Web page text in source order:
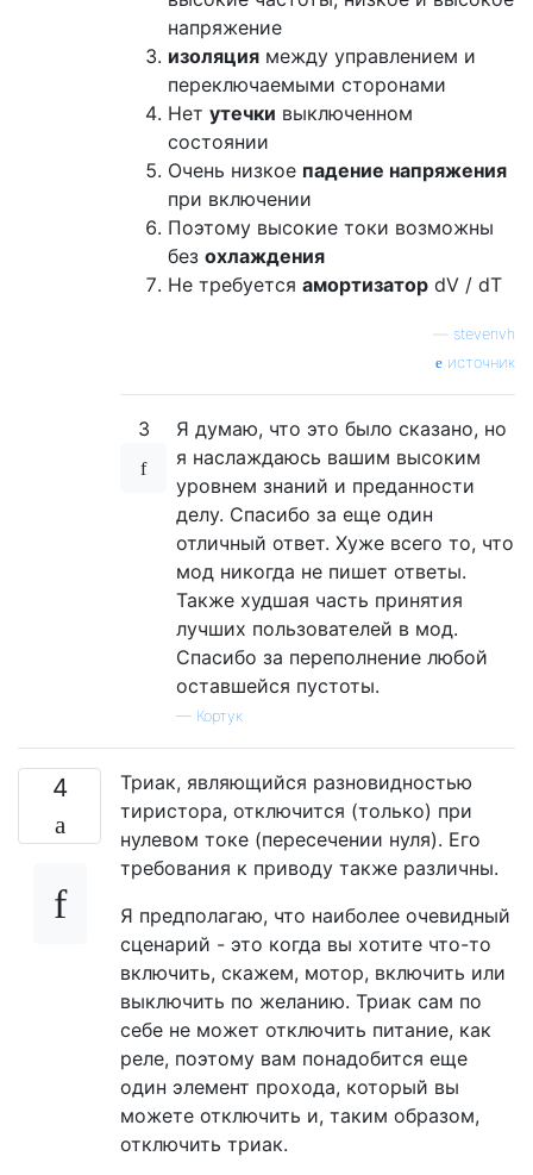
напряжение
изоляция между управлением и
переключаемыми сторонами
Нет утечки выключенном
состоянии
Очень низкое падение напряжения
при включении
Поэтому высокие токи возможны
без охлаждения
Не требуется амортизатор dV / dT
stevenvh
источник
3
Я думаю, что это было сказано, но
я наслаждаюсь вашим высоким
уровнем знаний и преданности
делу. Спасибо за еще один
отличный ответ. Хуже всего то, что
мод никогда не пишет ответы.
Также худшая часть принятия
лучших пользователей в мод.
Спасибо за переполнение любой
оставшейся пустоты.
— Кортук
4
Триак, являющийся разновидностью
тиристора, отключится (только) при
нулевом токе (пересечении нуля). Его
требования к приводу также различны.
Я предполагаю, что наиболее очевидный
сценарий - это когда вы хотите что-то
включить, скажем, мотор, включить или
выключить по желанию. Триак сам по
себе не может отключить питание, как
реле, поэтому вам понадобится еще
один элемент прохода, который вы
можете отключить и, таким образом,
отключить триак.